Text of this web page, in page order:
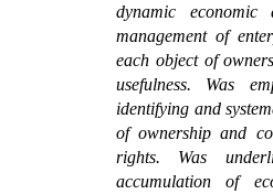
dynamic economic
management of
each object of
usefulness. Was
identifying and
of ownership and
rights. Was
accumulation of